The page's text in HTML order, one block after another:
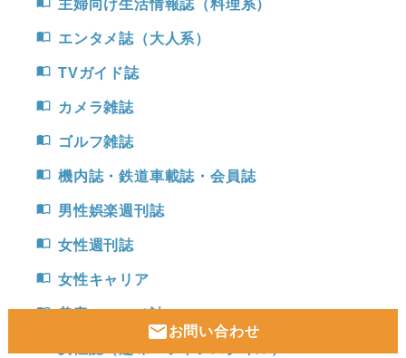
主婦向け生活情報誌（料理系）
import_contacts エンタメ誌（大人系）
import_contacts TVガイド誌
import_contacts カメラ雑誌
import_contacts ゴルフ雑誌
import_contacts 機内誌・鉄道車載誌・会員誌
import_contacts 男性娯楽週刊誌
import_contacts 女性週刊誌
import_contacts 女性キャリア
import_contacts 美容・コスメ誌
mailお問い合わせ